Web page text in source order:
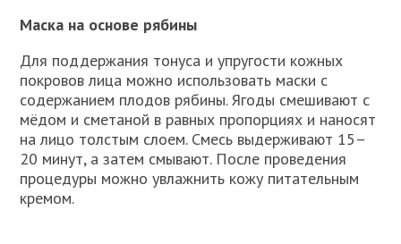
Маска на основе рябины
Для поддержания тонуса и упругости кожных
покровов лица можно использовать маски с
содержанием плодов рябины. Ягоды смешивают с
мёдом и сметаной в равных пропорциях и наносят
на лицо толстым слоем. Смесь выдерживают 15–
20 минут, а затем смывают. После проведения
процедуры можно увлажнить кожу питательным
кремом.